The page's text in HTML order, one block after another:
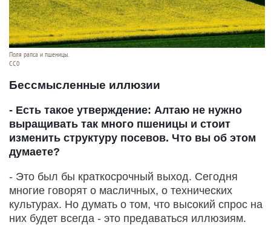
Поля рапса и пшеницы.
СС0
Бессмысленные иллюзии
- Есть такое утверждение: Алтаю не нужно
выращивать так много пшеницы и стоит
изменить структуру посевов. Что вы об этом
думаете?
- Это был бы краткосрочный выход. Сегодня
многие говорят о масличных, о технических
культурах. Но думать о том, что высокий спрос на
них будет всегда - это предаваться иллюзиям.